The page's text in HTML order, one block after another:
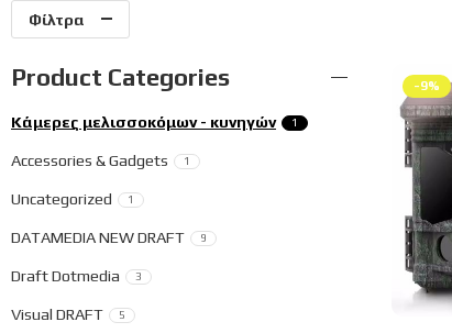
Φίλτρα
-9%
Product Categories
Κάμερες μελισσοκόμων - κυνηγών 1
Accessories & Gadgets 1
Uncategorized 1
DATAMEDIA NEW DRAFT 9
Draft Dotmedia 3
Visual DRAFT 5